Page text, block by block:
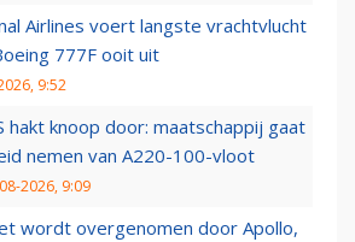
Airlines voert langste vrachtvlucht
777F ooit uit
9:52
hakt knoop door: maatschappij gaat
nemen van A220-100-vloot
2026, 9:09
wordt overgenomen door Apollo,